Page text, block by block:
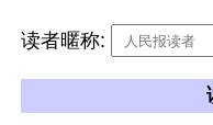
读者暱称: